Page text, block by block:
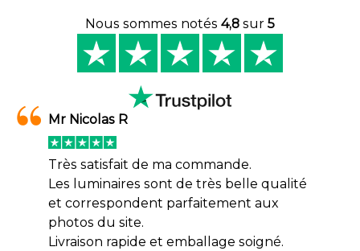
Nous sommes notés 4,8 sur 5
Mr Nicolas R
Très satisfait de ma commande.
Les luminaires sont de très belle qualité
et correspondent parfaitement aux
photos du site.
Livraison rapide et emballage soigné.